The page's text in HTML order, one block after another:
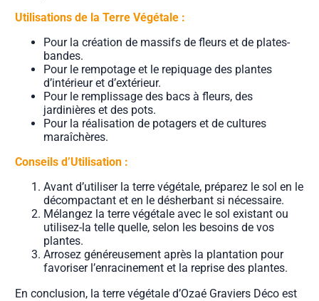
Utilisations de la Terre Végétale :
Pour la création de massifs de fleurs et de plates-
bandes.
Pour le rempotage et le repiquage des plantes
d’intérieur et d’extérieur.
Pour le remplissage des bacs à fleurs, des
jardinières et des pots.
Pour la réalisation de potagers et de cultures
maraîchères.
Conseils d’Utilisation :
Avant d’utiliser la terre végétale, préparez le sol en le
décompactant et en le désherbant si nécessaire.
Mélangez la terre végétale avec le sol existant ou
utilisez-la telle quelle, selon les besoins de vos
plantes.
Arrosez généreusement après la plantation pour
favoriser l’enracinement et la reprise des plantes.
En conclusion, la terre végétale d’Ozaé Graviers Déco est